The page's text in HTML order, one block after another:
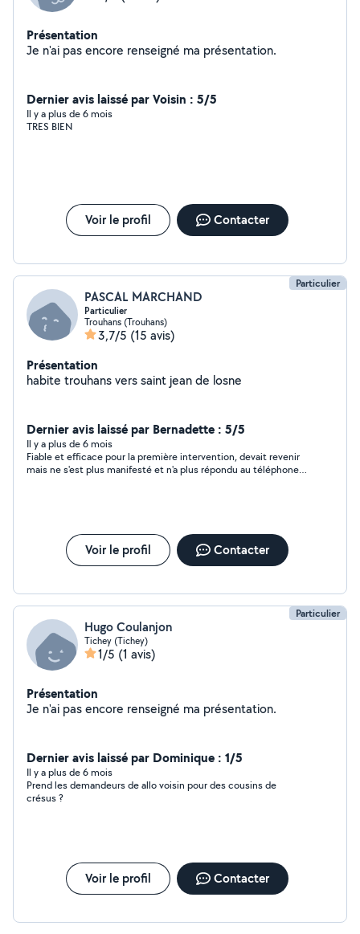
Présentation
Je n'ai pas encore renseigné ma présentation.
Dernier avis laissé par Voisin : 5/5
Il y a plus de 6 mois
TRES BIEN
Voir le profil Contacter
Particulier
PASCAL MARCHAND
Particulier
Trouhans (Trouhans)
3,7/5 (15 avis)
Présentation
habite trouhans vers saint jean de losne
Dernier avis laissé par Bernadette : 5/5
Il y a plus de 6 mois
Fiable et efficace pour la première intervention, devait revenir
mais ne s'est plus manifesté et n'a plus répondu au téléphone ;
Voir le profil Contacter
Particulier
Hugo Coulanjon
Tichey (Tichey)
1/5 (1 avis)
Présentation
Je n'ai pas encore renseigné ma présentation.
Dernier avis laissé par Dominique : 1/5
Il y a plus de 6 mois
Prend les demandeurs de allo voisin pour des cousins de
crésus ?
Voir le profil Contacter